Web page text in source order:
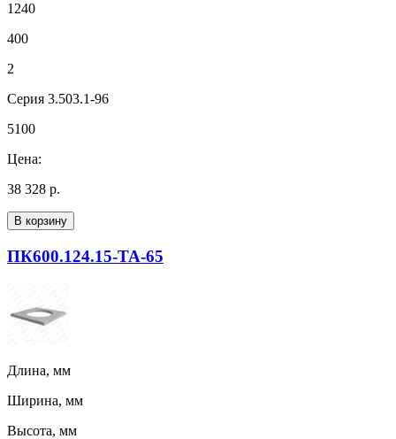
1240
400
2
Серия 3.503.1-96
5100
Цена:
38 328 р.
В корзину
ПК600.124.15-ТА-65
Длина, мм
Ширина, мм
Высота, мм